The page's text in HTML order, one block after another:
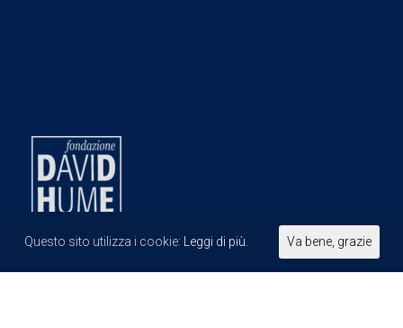
Questo sito utilizza i cookie: Leggi di più. Va bene, grazie